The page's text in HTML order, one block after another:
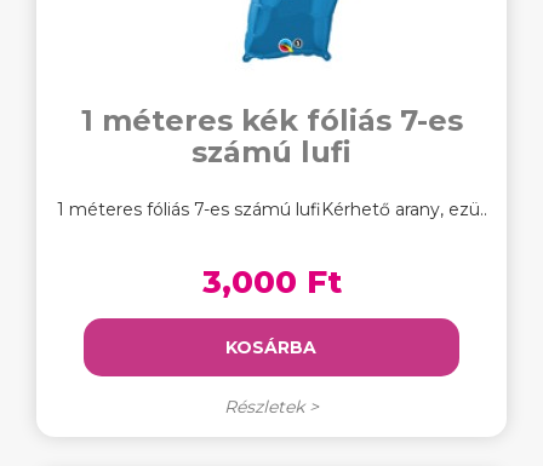
1 méteres kék fóliás 7-es
számú lufi
1 méteres fóliás 7-es számú lufiKérhető arany, ezü..
3,000 Ft
KOSÁRBA
Részletek >